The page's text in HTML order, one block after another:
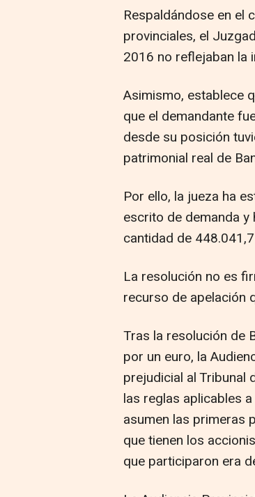
Respaldándose en el
provinciales, el
2016 no reflejaban la
Asimismo, establece
que el demandante
desde su posición
patrimonial real de
Por ello, la jueza ha
escrito de demanda y
cantidad de
La resolución no es
recurso de apelación
Tras la resolución de
por un euro, la
prejudicial al Tribunal
las reglas aplicables
asumen las primeras
que tienen los
que participaron era